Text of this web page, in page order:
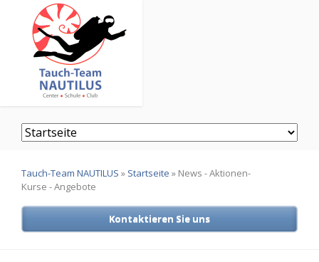
Navigation
überspringen
Tauch-Team NAUTILUS » Startseite » News - Aktionen-
Kurse - Angebote
Kontaktieren Sie uns